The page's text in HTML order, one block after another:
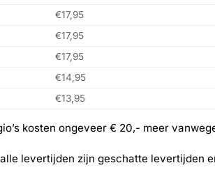
€17,95
€17,95
€17,95
€14,95
€13,95
kosten ongeveer € 20,- meer
levertijden zijn geschatte levertijden